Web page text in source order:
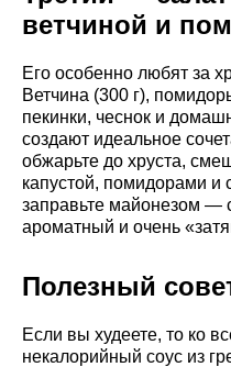
ветчиной и
Его особенно любят за
Ветчина (300 г),
пекинки, чеснок и
создают идеальное
обжарьте до хруста,
капустой, помидорами и
заправьте майонезом —
ароматный и очень
Полезный
Если вы худеете, то ко
некалорийный соус из